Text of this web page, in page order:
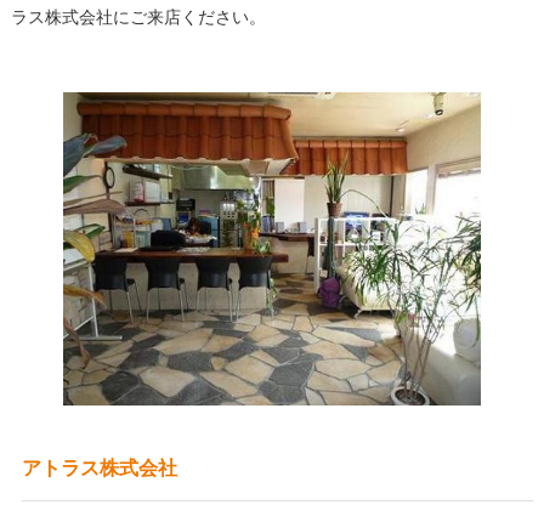
ラス株式会社にご来店ください。
アトラス株式会社